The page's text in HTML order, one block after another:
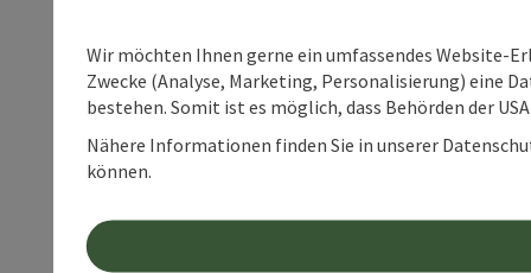
Wir möchten Ihnen gerne ein umfassendes Website-
Zwecke (Analyse, Marketing, Personalisierung) eine
bestehen. Somit ist es möglich, dass Behörden der
Nähere Informationen finden Sie in unserer
können.